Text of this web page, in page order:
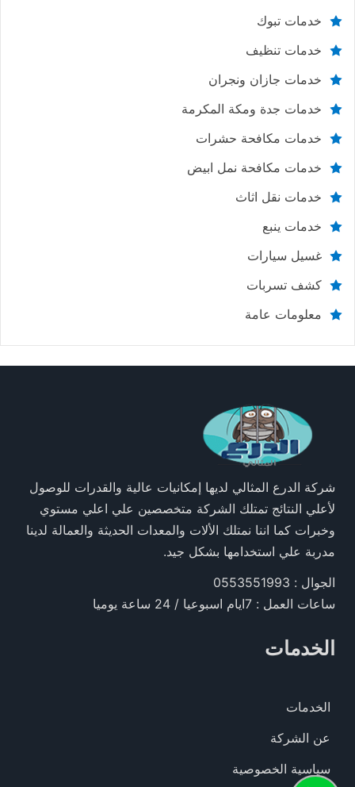
خدمات تبوك
خدمات تنظيف
خدمات جازان ونجران
خدمات جدة ومكة المكرمة
خدمات مكافحة حشرات
خدمات مكافحة نمل ابيض
خدمات نقل اثاث
خدمات ينبع
غسيل سيارات
كشف تسربات
معلومات عامة
شركة الدرع المثالي لديها إمكانيات عالية والقدرات للوصول
لأعلي النتائج تمتلك الشركة متخصصين علي اعلي مستوي
وخبرات كما اننا نمتلك الألات والمعدات الحديثة والعمالة لدينا
مدربة علي استخدامها بشكل جيد.
الجوال : 0553551993
ساعات العمل : 7ايام اسبوعيا / 24 ساعة يوميا
الخدمات
الخدمات
عن الشركة
سياسية الخصوصية